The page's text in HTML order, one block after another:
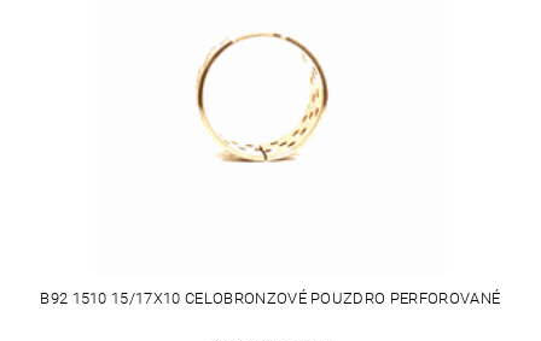
B92 1510 15/17X10 CELOBRONZOVÉ POUZDRO PERFOROVANÉ